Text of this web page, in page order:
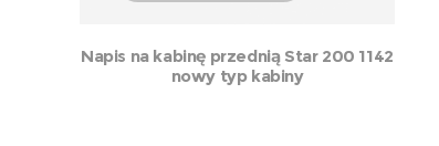
Napis na kabinę przednią Star 200 1142
nowy typ kabiny